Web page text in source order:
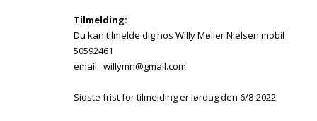
Tilmelding:
Du kan tilmelde dig hos Willy Møller Nielsen mobil
50592461
email: willymn@gmail.com
Sidste frist for tilmelding er lørdag den 6/8-2022.